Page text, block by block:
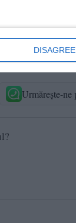
DISAGREE
surse
Poarta Albă
Urmărește-ne